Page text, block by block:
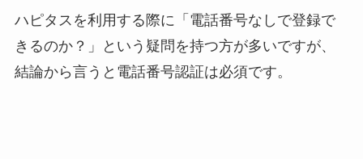
ハピタスを利用する際に「電話番号なしで登録で
きるのか？」という疑問を持つ方が多いですが、
結論から言うと電話番号認証は必須です。